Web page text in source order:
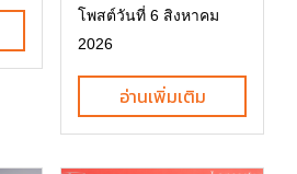
โพสต์วันที่ 6 สิงหาคม
2026
อ่านเพิ่มเติม